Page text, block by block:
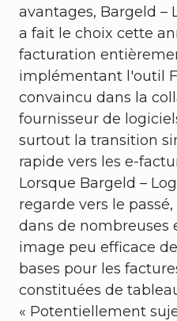
avantages, Bargeld –
a fait le choix cette
facturation
implémentant l'outil
convaincu dans la
fournisseur de
surtout la transition
rapide vers les e-
Lorsque Bargeld –
regarde vers le
dans de nombreuses
image peu efficace
bases pour les
constituées de
« Potentiellement